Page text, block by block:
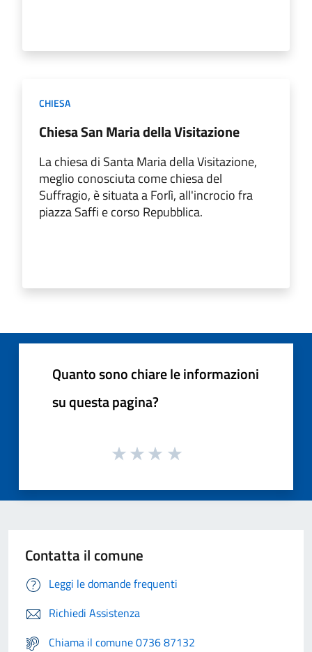
CHIESA
Chiesa San Maria della Visitazione
La chiesa di Santa Maria della Visitazione,
meglio conosciuta come chiesa del
Suffragio, è situata a Forlì, all'incrocio fra
piazza Saffi e corso Repubblica.
Quanto sono chiare le informazioni
su questa pagina?
Contatta il comune
Leggi le domande frequenti
Richiedi Assistenza
Chiama il comune 0736 87132